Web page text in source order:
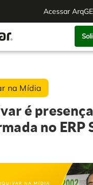
Acessar
na Mídia
é presença
no ERP